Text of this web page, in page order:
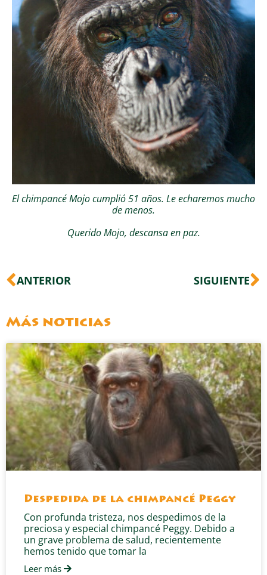
El chimpancé Mojo cumplió 51 años. Le echaremos mucho
de menos.
Querido Mojo, descansa en paz.
Ant
ANTERIOR SIGUIENTE
Más noticias
Despedida de la chimpancé Peggy
Con profunda tristeza, nos despedimos de la
preciosa y especial chimpancé Peggy. Debido a
un grave problema de salud, recientemente
hemos tenido que tomar la
Leer más